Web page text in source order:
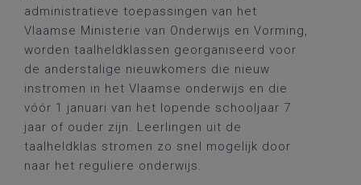
administratieve toepassingen van het
Vlaamse Ministerie van Onderwijs en Vorming,
worden taalheldklassen georganiseerd voor
de anderstalige nieuwkomers die nieuw
instromen in het Vlaamse onderwijs en die
vóór 1 januari van het lopende schooljaar 7
jaar of ouder zijn. Leerlingen uit de
taalheldklas stromen zo snel mogelijk door
naar het reguliere onderwijs.